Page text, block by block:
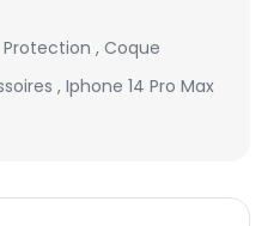
Protection , Coque
, Iphone 14 Pro Max